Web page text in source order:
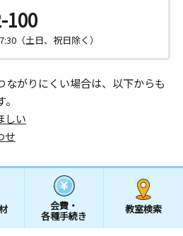
100
（土日、祝日除く）
ながりにくい場合は、以下からも
しい
せ
会費・
各種手続き
教室検索